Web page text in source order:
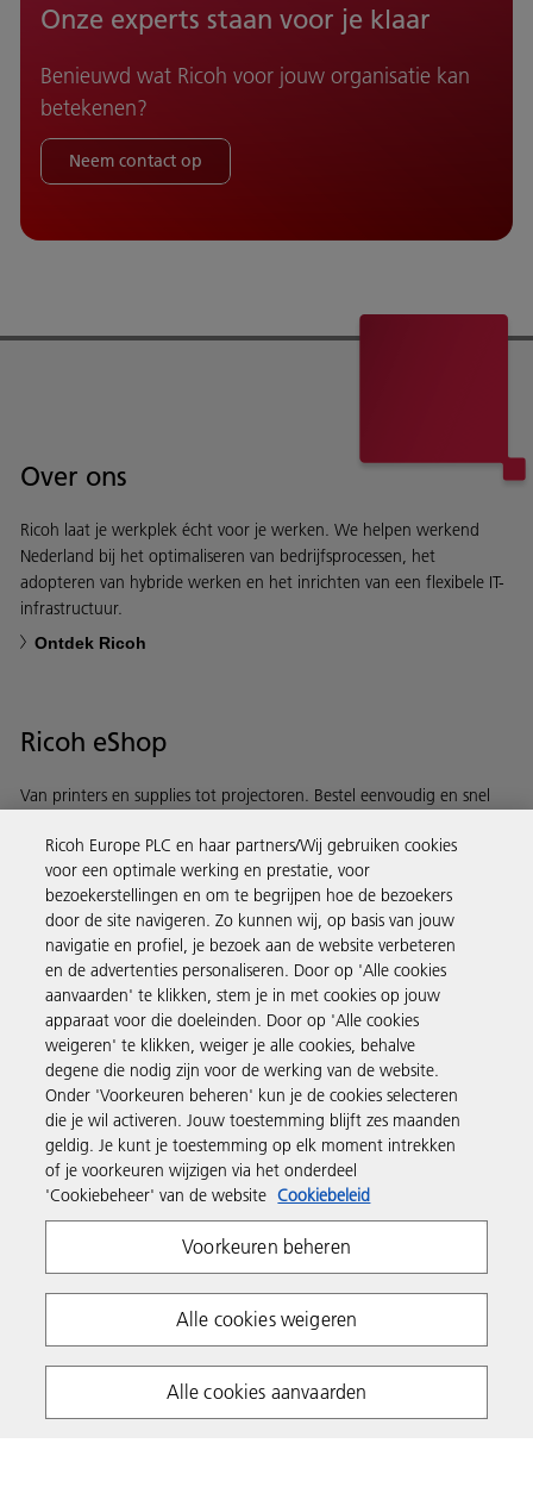
Onze experts staan voor je klaar
Benieuwd wat Ricoh voor jouw organisatie kan
betekenen?
Neem contact op
Over ons
Ricoh laat je werkplek écht voor je werken. We helpen werkend
Nederland bij het optimaliseren van bedrijfsprocessen, het
adopteren van hybride werken en het inrichten van een flexibele IT-
infrastructuur.
Ontdek Ricoh
Ricoh eShop
Van printers en supplies tot projectoren. Bestel eenvoudig en snel
Ontdek meer
Business Solutions
Producten en services
Support en contact
Inspiratie
Volg Ricoh
Ricoh Europe PLC en haar partners/Wij gebruiken cookies
voor een optimale werking en prestatie, voor
bezoekerstellingen en om te begrijpen hoe de bezoekers
door de site navigeren. Zo kunnen wij, op basis van jouw
navigatie en profiel, je bezoek aan de website verbeteren
en de advertenties personaliseren. Door op 'Alle cookies
aanvaarden' te klikken, stem je in met cookies op jouw
apparaat voor die doeleinden. Door op 'Alle cookies
weigeren' te klikken, weiger je alle cookies, behalve
degene die nodig zijn voor de werking van de website.
Onder 'Voorkeuren beheren' kun je de cookies selecteren
die je wil activeren. Jouw toestemming blijft zes maanden
geldig. Je kunt je toestemming op elk moment intrekken
of je voorkeuren wijzigen via het onderdeel
'Cookiebeheer' van de website Cookiebeleid
Voorkeuren beheren
Alle cookies weigeren
Alle cookies aanvaarden